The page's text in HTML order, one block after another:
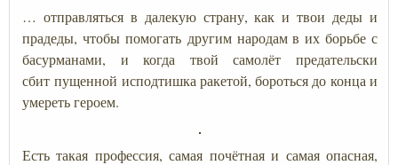
… отправляться в далекую страну, как и твои деды и
прадеды, чтобы помогать другим народам в их борьбе с
басурманами, и когда твой самолёт предательски
сбит пущенной исподтишка ракетой, бороться до конца и
умереть героем.
Есть такая профессия, самая почётная и самая опасная,